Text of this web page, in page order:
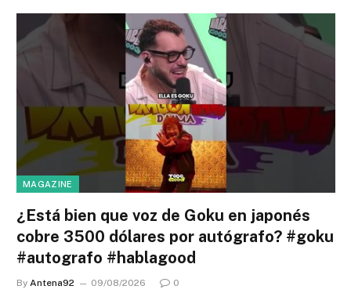
MAGAZINE
¿Está bien que voz de Goku en japonés
cobre 3500 dólares por autógrafo? #goku
#autografo #hablagood
By Antena92 09/08/2026 0